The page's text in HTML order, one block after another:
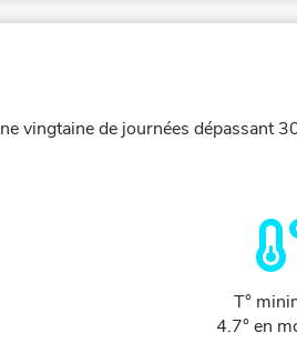
vingtaine de journées dépassant
T°
4.7° en